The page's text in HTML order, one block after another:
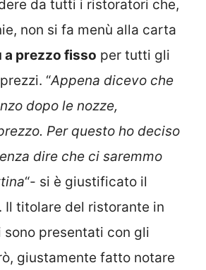
da tutti i ristoratori che,
non si fa menù alla carta
a prezzo fisso per tutti gli
“Appena dicevo che
dopo le nozze,
Per questo ho deciso
dire che ci saremmo
“- si è giustificato il
Il titolare del ristorante in
sono presentati con gli
giustamente fatto notare